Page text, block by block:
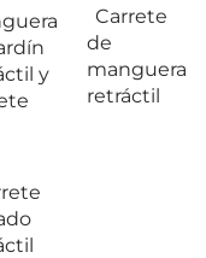
y
Carrete
de
manguera
retráctil